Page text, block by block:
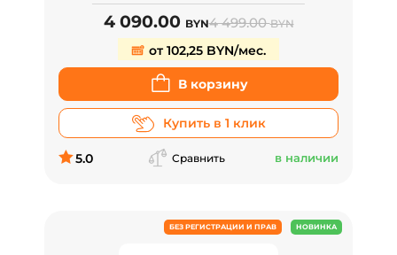
4 090.00 BYN4 499.00BYN
от 102,25 BYN/мес.
В корзину
Купить в 1 клик
5.0 Сравнить в наличии
БЕЗ РЕГИСТРАЦИИ И ПРАВ НОВИНКА